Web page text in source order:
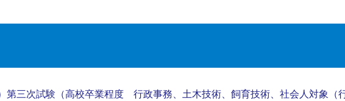
第三次試験（高校卒業程度 行政事務、土木技術、飼育技術、社会人対象（